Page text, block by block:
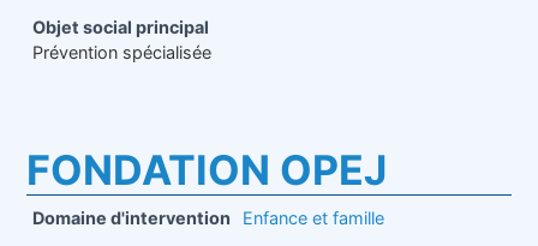
Objet social principal
Prévention spécialisée
FONDATION OPEJ
Domaine d'intervention
Enfance et famille